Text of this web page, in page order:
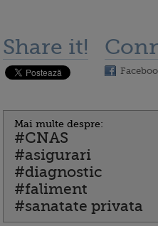
Share it!
Mai multe despre:
#CNAS
#asigurari
#diagnostic
#faliment
#sanatate privata